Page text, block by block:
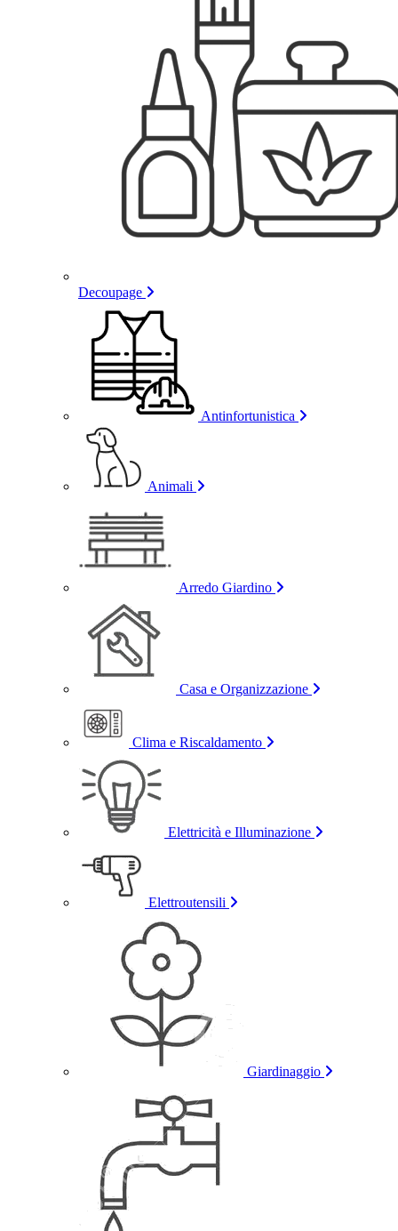
Decoupage
Antinfortunistica
Animali
Arredo Giardino
Casa e Organizzazione
Clima e Riscaldamento
Elettricità e Illuminazione
Elettroutensili
Giardinaggio